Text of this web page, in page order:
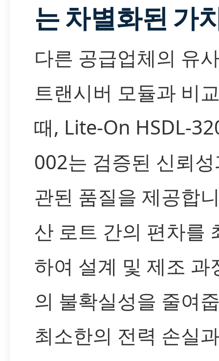
는 차별화된 가
다른 공급업체의 유
트랜시버 모듈과 비
때, Lite-On HSDL-
002는 검증된 신뢰
관된 품질을 제공합
산 로트 간의 편차를
하여 설계 및 제조 과
의 불확실성을 줄여
최소한의 전력 손실